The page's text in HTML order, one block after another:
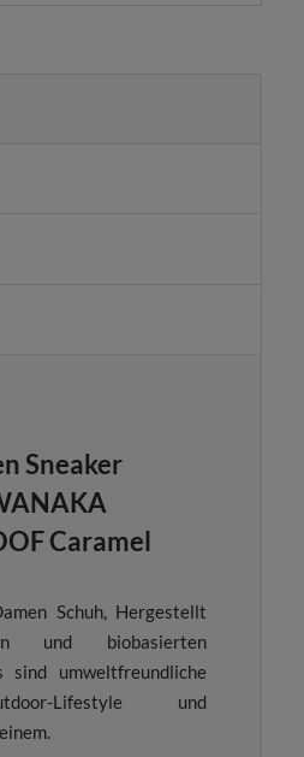
Sneaker
Caramel
Schuh, Hergestellt
und biobasierten
sind umweltfreundliche
Lifestyle und